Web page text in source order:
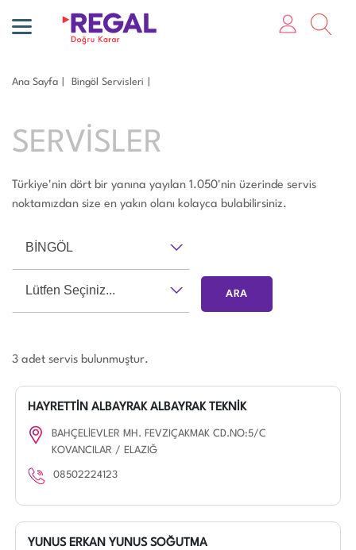
Ana Sayfa Bi̇ngöl Servisleri
SERVİSLER
Türkiye'nin dört bir yanına yayılan 1.050'nin üzerinde servis
noktamızdan size en yakın olanı kolayca bulabilirsiniz.
BİNGÖL
Lütfen Seçiniz...
3 adet servis bulunmuştur.
HAYRETTİN ALBAYRAK ALBAYRAK TEKNİK
BAHÇELİEVLER MH. FEVZIÇAKMAK CD.NO:5/C
KOVANCILAR / ELAZIĞ
08502224123
YUNUS ERKAN YUNUS SOĞUTMA